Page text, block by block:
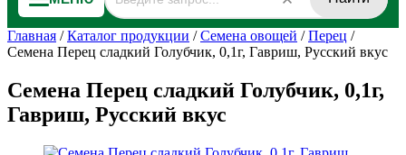
Главная /Каталог продукции /Семена овощей /Перец /
Семена Перец сладкий Голубчик, 0,1г, Гавриш, Русский вкус
Семена Перец сладкий Голубчик, 0,1г,
Гавриш, Русский вкус